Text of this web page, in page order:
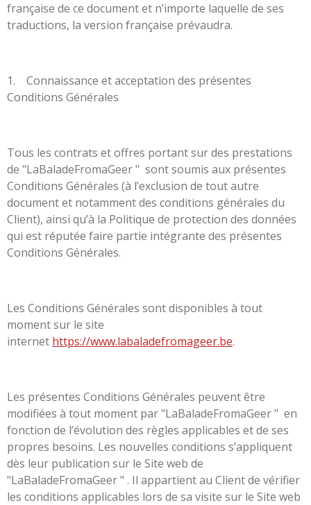
française de ce document et n’importe laquelle de ses
traductions, la version française prévaudra.
1. Connaissance et acceptation des présentes
Conditions Générales
Tous les contrats et offres portant sur des prestations
de "LaBaladeFromaGeer " sont soumis aux présentes
Conditions Générales (à l’exclusion de tout autre
document et notamment des conditions générales du
Client), ainsi qu’à la Politique de protection des données
qui est réputée faire partie intégrante des présentes
Conditions Générales.
Les Conditions Générales sont disponibles à tout
moment sur le site
internet https://www.labaladefromageer.be.
Les présentes Conditions Générales peuvent être
modifiées à tout moment par "LaBaladeFromaGeer " en
fonction de l’évolution des règles applicables et de ses
propres besoins. Les nouvelles conditions s’appliquent
dès leur publication sur le Site web de
"LaBaladeFromaGeer " . Il appartient au Client de vérifier
les conditions applicables lors de sa visite sur le Site web